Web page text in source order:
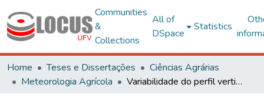
Communities
&
Collections
All of
DSpace
Statistics
Home Teses e Dissertações
Ciências Agrárias
Meteorologia Agrícola
Variabilidade do perfil vertical de vapor de água na troposfera